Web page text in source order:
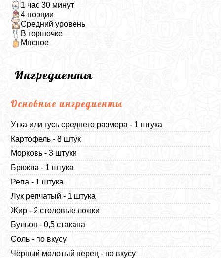
1 час 30 минут
4 порции
Средний уровень
В горшочке
Мясное
Ингредиенты
Основные ингредиенты
Утка или гусь среднего размера - 1 штука
Картофель - 8 штук
Морковь - 3 штуки
Брюква - 1 штука
Репа - 1 штука
Лук репчатый - 1 штука
Жир - 2 столовые ложки
Бульон - 0,5 стакана
Соль - по вкусу
Чёрный молотый перец - по вкусу